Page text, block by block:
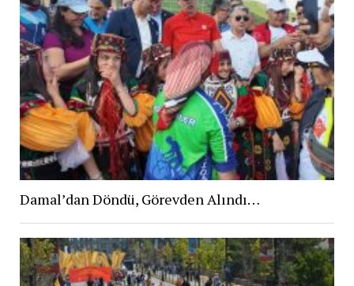
Damal’dan Döndü, Görevden Alındı…